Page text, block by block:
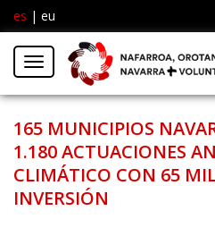
es | eu
Menú
165 MUNICIPIOS
1.180 ACTUACIONES
CLIMÁTICO CON 65
INVERSIÓN